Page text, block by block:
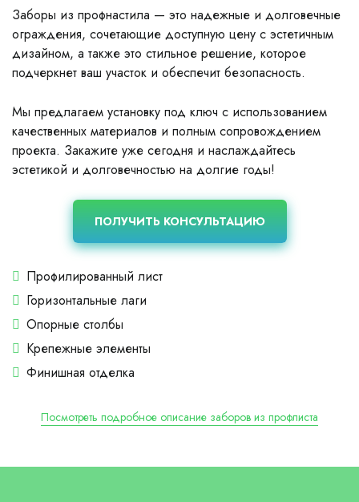
Заборы из профнастила — это надежные и долговечные
ограждения, сочетающие доступную цену с эстетичным
дизайном, а также это стильное решение, которое
подчеркнет ваш участок и обеспечит безопасность.
Мы предлагаем установку под ключ с использованием
качественных материалов и полным сопровождением
проекта. Закажите уже сегодня и наслаждайтесь
эстетикой и долговечностью на долгие годы!
ПОЛУЧИТЬ КОНСУЛЬТАЦИЮ
Профилированный лист
Горизонтальные лаги
Опорные столбы
Крепежные элементы
Финишная отделка
Посмотреть подробное описание заборов из профлиста